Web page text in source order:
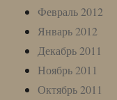
Февраль 2012
Январь 2012
Декабрь 2011
Ноябрь 2011
Октябрь 2011